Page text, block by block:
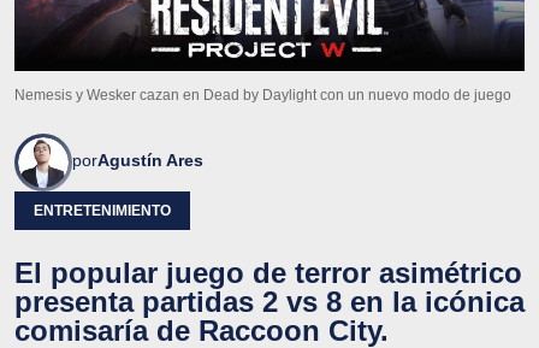
Nemesis y Wesker cazan en Dead by Daylight con un nuevo modo de juego
porAgustín Ares
ENTRETENIMIENTO
El popular juego de terror asimétrico
presenta partidas 2 vs 8 en la icónica
comisaría de Raccoon City.